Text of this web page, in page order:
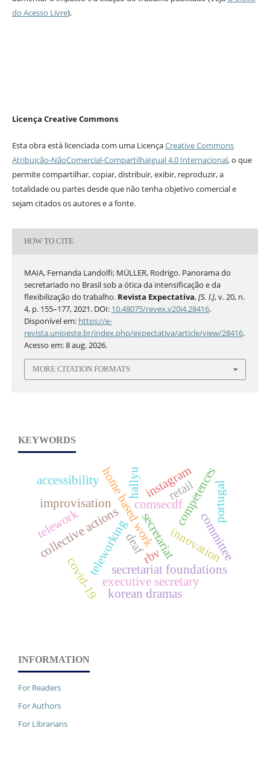
do Acesso Livre).
Licença Creative Commons
Esta obra está licenciada com uma LicençaCreative Commons
Atribuição-NãoComercial-CompartilhaIgual 4.0 Internacional, o que
permite compartilhar, copiar, distribuir, exibir, reproduzir, a
totalidade ou partes desde que não tenha objetivo comercial e
sejam citados os autores e a fonte.
HOW TO CITE
MAIA, Fernanda Landolfi; MÜLLER, Rodrigo. Panorama do
secretariado no Brasil sob a ótica da intensificação e da
flexibilização do trabalho. Revista Expectativa,[S. l.], v. 20, n.
4, p. 155–177, 2021. DOI: 10.48075/revex.v20i4.28416.
Disponível em: https://e-
revista.unioeste.br/index.php/expectativa/article/view/28416.
Acesso em: 8 aug. 2026.
MORE CITATION FORMATS
KEYWORDS
teleworking
home based worksecretariat
secretariat foundations
innovation
collective actions committee
comsecdf
improvisation competences
covid-19
retail
executive secretary
hallyu
korean dramas
deaf
accessibility instagram
rbv
telework
portugal
INFORMATION
For Readers
For Authors
For Librarians